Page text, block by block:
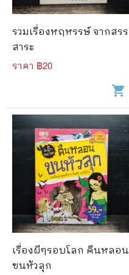
รวมเรื่องหฤหรรษ์ จากสรร
สาระ
ราคา ฿20
shopping_cart
เรื่องผีๆรอบโลก คืนหลอน
ขนหัวลุก